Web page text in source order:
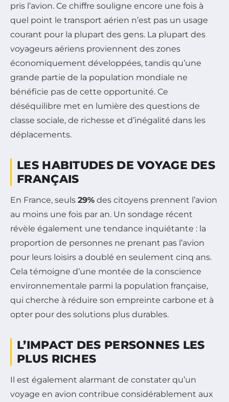
pris l’avion. Ce chiffre souligne encore une fois à
quel point le transport aérien n’est pas un usage
courant pour la plupart des gens. La plupart des
voyageurs aériens proviennent des zones
économiquement développées, tandis qu’une
grande partie de la population mondiale ne
bénéficie pas de cette opportunité. Ce
déséquilibre met en lumière des questions de
classe sociale, de richesse et d’inégalité dans les
déplacements.
LES HABITUDES DE VOYAGE DES
FRANÇAIS
En France, seuls 29% des citoyens prennent l’avion
au moins une fois par an. Un sondage récent
révèle également une tendance inquiétante : la
proportion de personnes ne prenant pas l’avion
pour leurs loisirs a doublé en seulement cinq ans.
Cela témoigne d’une montée de la conscience
environnementale parmi la population française,
qui cherche à réduire son empreinte carbone et à
opter pour des solutions plus durables.
L’IMPACT DES PERSONNES LES
PLUS RICHES
Il est également alarmant de constater qu’un
voyage en avion contribue considérablement aux